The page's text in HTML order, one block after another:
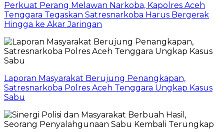
Perkuat Perang Melawan Narkoba, Kapolres Aceh
Tenggara Tegaskan Satresnarkoba Harus Bergerak
Hingga ke Akar Jaringan
Laporan Masyarakat Berujung Penangkapan,
Satresnarkoba Polres Aceh Tenggara Ungkap Kasus
Sabu